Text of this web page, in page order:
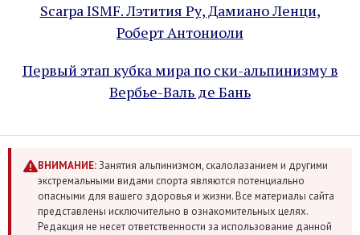
Scarpa ISMF. Лэтития Ру, Дамиано Ленци,
Роберт Антониоли
Первый этап кубка мира по ски-альпинизму в
Вербье-Валь де Бань
ВНИМАНИЕ:Занятия альпинизмом, скалолазанием и другими
экстремальными видами спорта являются потенциально
опасными для вашего здоровья и жизни. Все материалы сайта
представлены исключительно в ознакомительных целях.
Редакция не несет ответственности за использование данной